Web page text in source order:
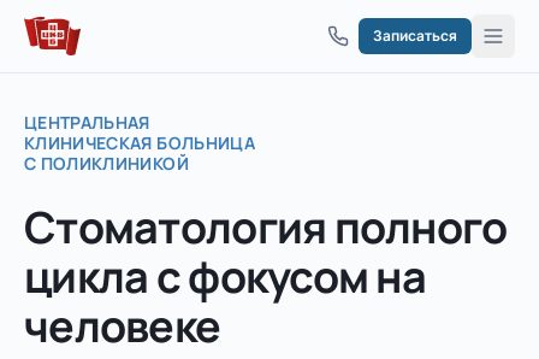
Перейти к содержимому
Записаться
ЦЕНТРАЛЬНАЯ
КЛИНИЧЕСКАЯ БОЛЬНИЦА
С ПОЛИКЛИНИКОЙ
Стоматология полного
циклас фокусом на
человеке